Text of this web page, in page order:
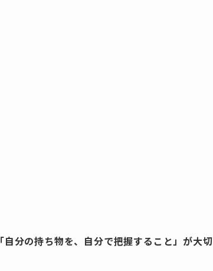
「自分の持ち物を、自分で把握すること」が大切